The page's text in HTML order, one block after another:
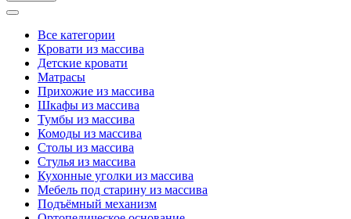
Все категории
Кровати из массива
Детские кровати
Матрасы
Прихожие из массива
Шкафы из массива
Тумбы из массива
Комоды из массива
Столы из массива
Стулья из массива
Кухонные уголки из массива
Мебель под старину из массива
Подъёмный механизм